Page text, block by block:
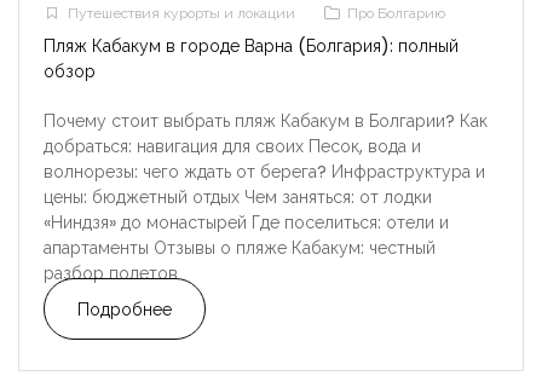
Путешествия курорты и локации
Про Болгарию
Пляж Кабакум в городе Варна (Болгария): полный
обзор
Почему стоит выбрать пляж Кабакум в Болгарии? Как
добраться: навигация для своих Песок, вода и
волнорезы: чего ждать от берега? Инфраструктура и
цены: бюджетный отдых Чем заняться: от лодки
«Ниндзя» до монастырей Где поселиться: отели и
апартаменты Отзывы о пляже Кабакум: честный
разбор полетов
Подробнее